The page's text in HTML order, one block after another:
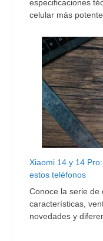
especificaciones
celular más
Xiaomi 14 y 14
estos teléfonos
Conoce la serie de
características,
novedades y